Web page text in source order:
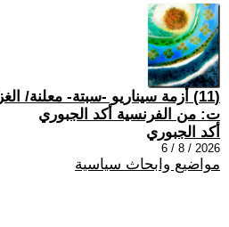
(11) أزمة سيناريو -سبتة- معلنة/
ت: من الفرنسية أكد الجبوري
أكد الجبوري
2026 / 8 / 6
مواضيع وابحاث سياسية